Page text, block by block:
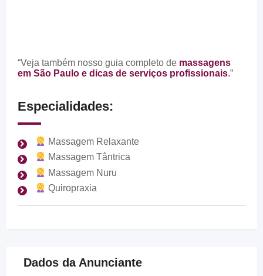
“Veja também nosso guia completo de massagens
em São Paulo e dicas de serviços profissionais.”
Especialidades:
Massagem Relaxante
Massagem Tântrica
Massagem Nuru
Quiropraxia
Dados da Anunciante